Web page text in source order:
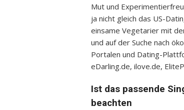
Mut und
ja nicht gleich das US-
einsame Vegetarier mit
und auf der Suche nach
Portalen und Dating-
eDarling.de, ilove.de,
Ist das passende
beachten